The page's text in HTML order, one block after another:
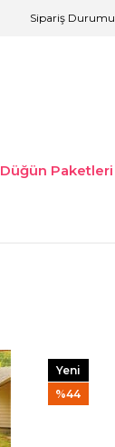
Sipariş Durumu
Düğün Paketleri
Yeni
Ürün
%44